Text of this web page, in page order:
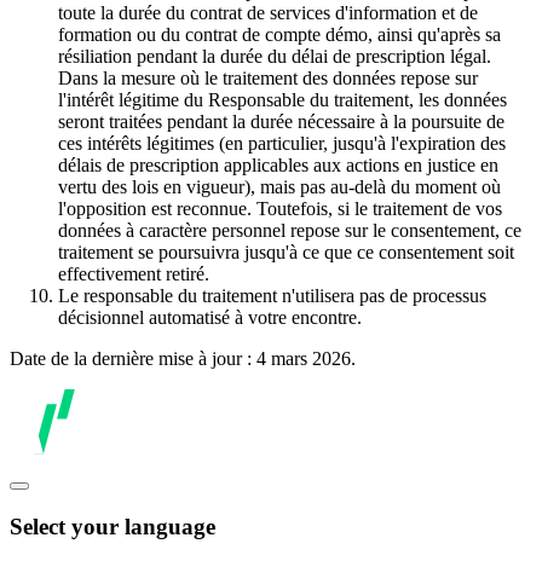
toute la durée du contrat de services d'information et de
formation ou du contrat de compte démo, ainsi qu'après sa
résiliation pendant la durée du délai de prescription légal.
Dans la mesure où le traitement des données repose sur
l'intérêt légitime du Responsable du traitement, les données
seront traitées pendant la durée nécessaire à la poursuite de
ces intérêts légitimes (en particulier, jusqu'à l'expiration des
délais de prescription applicables aux actions en justice en
vertu des lois en vigueur), mais pas au-delà du moment où
l'opposition est reconnue. Toutefois, si le traitement de vos
données à caractère personnel repose sur le consentement, ce
traitement se poursuivra jusqu'à ce que ce consentement soit
effectivement retiré.
Le responsable du traitement n'utilisera pas de processus
décisionnel automatisé à votre encontre.
Date de la dernière mise à jour : 4 mars 2026.
Select your language